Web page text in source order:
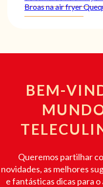
Broas na air fryer
BEM-
Queremos partilhar
novidades, as melhores
e fantásticas dicas para o